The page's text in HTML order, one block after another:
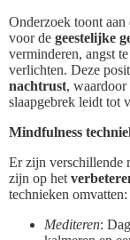
Onderzoek toont
voor de geestelijke
verminderen, angst
verlichten. Deze
nachtrust,
slaapgebrek leidt tot
Mindfulness
Er zijn verschillende
zijn op het
technieken omvatten:
Mediteren: